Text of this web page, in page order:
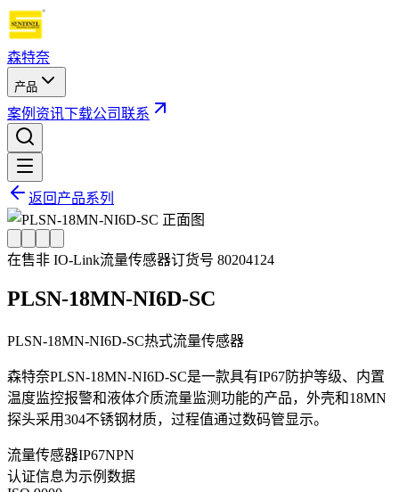
森特奈
产品
案例 资讯下载公司联系
返回产品系列
在售非 IO-Link流量传感器订货号 80204124
PLSN-18MN-NI6D-SC
PLSN-18MN-NI6D-SC热式流量传感器
森特奈PLSN-18MN-NI6D-SC是一款具有IP67防护等级、内置
温度监控报警和液体介质流量监测功能的产品，外壳和18MN
探头采用304不锈钢材质，过程值通过数码管显示。
流量传感器IP67NPN
认证信息为示例数据